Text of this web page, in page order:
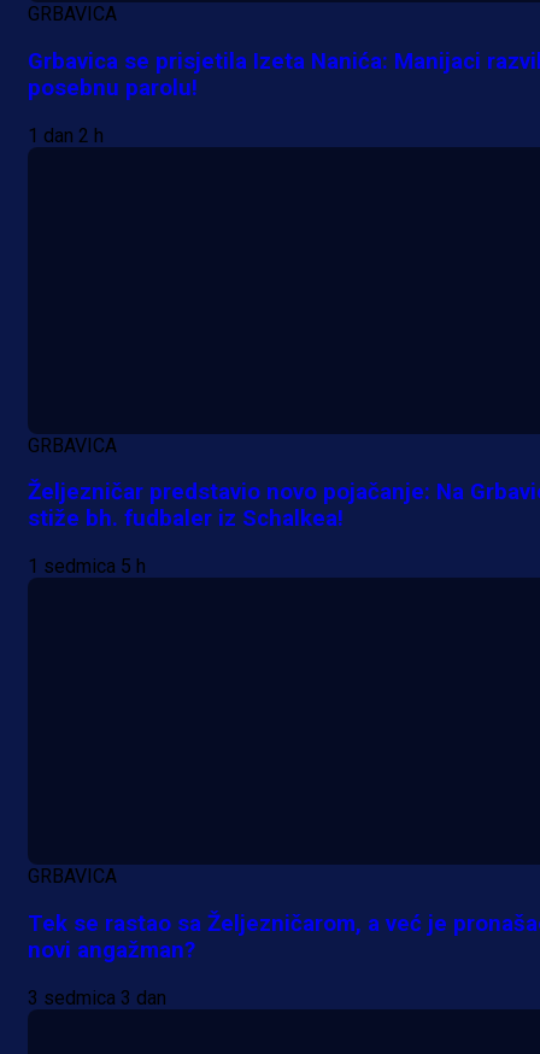
Bez pobjednika u Mostaru:
prvenstva!
23 min 51 sekunda
GRBAVICA
Grbavica se prisjetila Izeta Nanića: Manijaci
posebnu parolu!
1 dan 2 h
GRBAVICA
Željezničar predstavio novo pojačanje: Na
stiže bh. fudbaler iz Schalkea!
1 sedmica 5 h
GRBAVICA
Tek se rastao sa Željezničarom, a već je
novi angažman?
3 sedmica 3 dan